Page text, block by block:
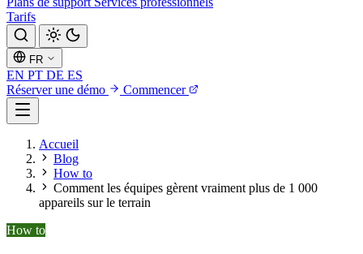
Tarifs
FR
EN PT DE ES
Réserver une démo
Commencer
Accueil
Blog
How to
Comment les équipes gèrent vraiment plus de 1 000
appareils sur le terrain
How to